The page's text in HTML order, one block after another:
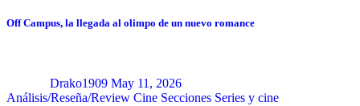
Off Campus, la llegada al olimpo de un nuevo romance
Drako1909 May 11, 2026
Análisis/Reseña/Review Cine Secciones Series y cine